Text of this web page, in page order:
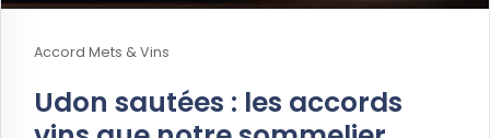
Accord Mets & Vins
Udon sautées : les accords